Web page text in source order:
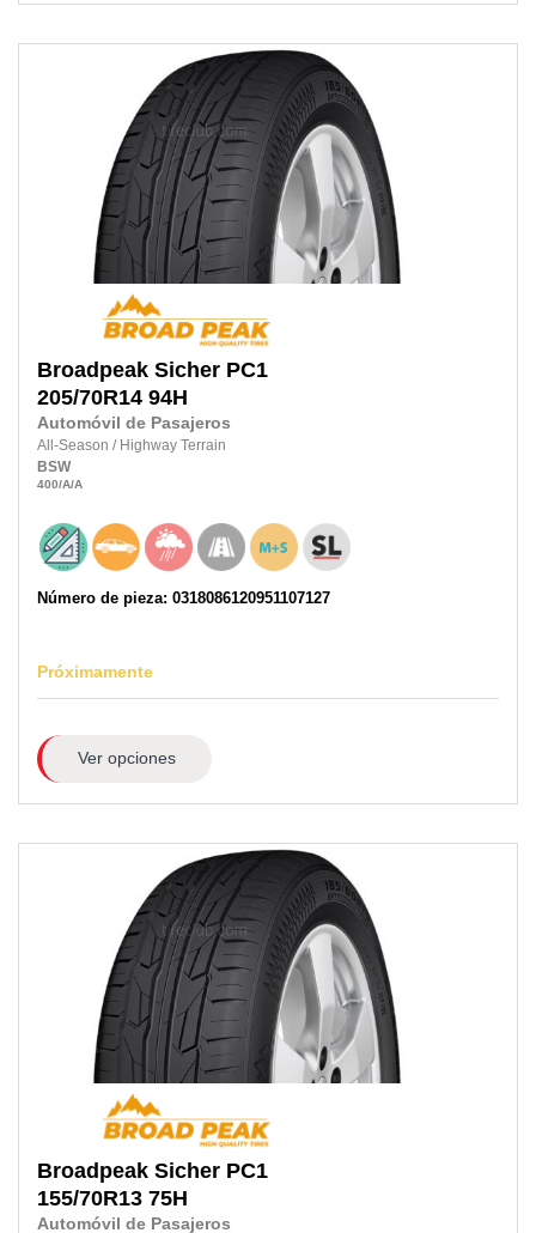
Broadpeak Sicher PC1
205/70R14 94H
Automóvil de Pasajeros
All-Season / Highway Terrain
BSW
400/A/A
Número de pieza: 0318086120951107127
Próximamente
Ver opciones
Broadpeak Sicher PC1
155/70R13 75H
Automóvil de Pasajeros